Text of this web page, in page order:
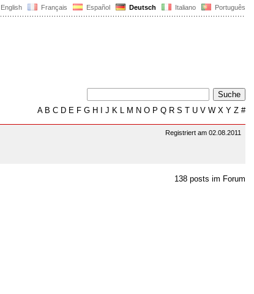
English Français Español Deutsch Italiano Português
AB C D E F G H J K L M N O P Q R S T U V W X Y Z #
Registriert am 02.08.2011
138 posts im Forum